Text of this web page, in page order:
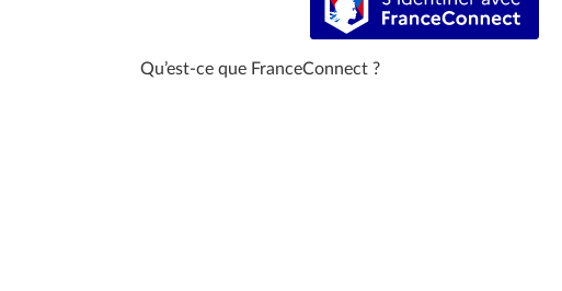
Qu’est-ce que FranceConnect ?